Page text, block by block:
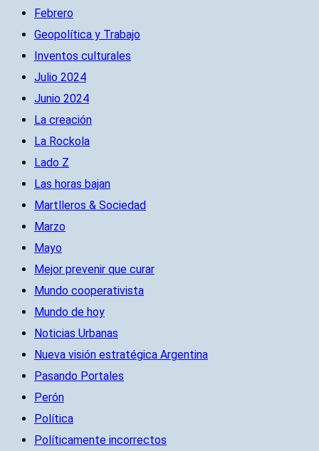
Febrero
Geopolítica y Trabajo
Inventos culturales
Julio 2024
Junio 2024
La creación
La Rockola
Lado Z
Las horas bajan
Martlleros & Sociedad
Marzo
Mayo
Mejor prevenir que curar
Mundo cooperativista
Mundo de hoy
Noticias Urbanas
Nueva visión estratégica Argentina
Pasando Portales
Perón
Política
Políticamente incorrectos